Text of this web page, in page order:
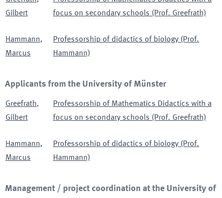
Gilbert
focus on secondary schools (Prof. Greefrath)
Hammann,
Marcus
Professorship of didactics of biology (Prof.
Hammann)
Applicants from the University of Münster
Greefrath,
Gilbert
Professorship of Mathematics Didactics with a
focus on secondary schools (Prof. Greefrath)
Hammann,
Marcus
Professorship of didactics of biology (Prof.
Hammann)
Management / project coordination at the University of